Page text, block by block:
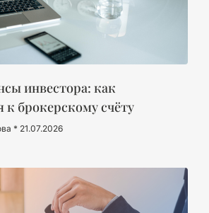
инвестора: как
к брокерскому счёту
21.07.2026